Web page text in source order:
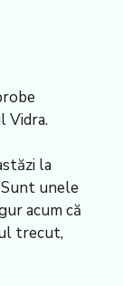
Vidra.
la
unele
acum că
trecut,